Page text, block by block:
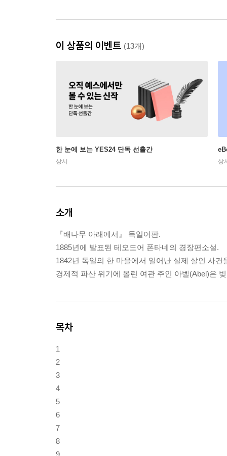
이 상품의 이벤트 (13개)
한 눈에 보는 YES24 단독 선출간
상시 상
소개
『배나무 아래에서』 독일어판.
1885년에 발표된 테오도어 폰타네의 경장편소설.
1842년 독일의 한 마을에서 일어난 실제 살인 사
경제적 파산 위기에 몰린 여관 주인 아벨(Abel)은
목차
1
2
3
4
5
6
7
8
9